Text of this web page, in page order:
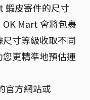
蝦皮寄件的尺寸
Mart 會將包裹
寸等級收取不同
更精準地預估運
官方網站或